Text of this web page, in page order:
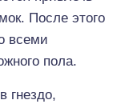
После этого
всеми
пола.
гнездо,